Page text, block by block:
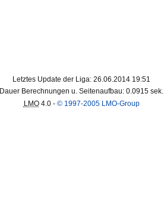
Letztes Update der Liga: 26.06.2014 19:51
Dauer Berechnungen u. Seitenaufbau: 0.0915 sek.
LMO4.0 - © 1997-2005 LMO-Group